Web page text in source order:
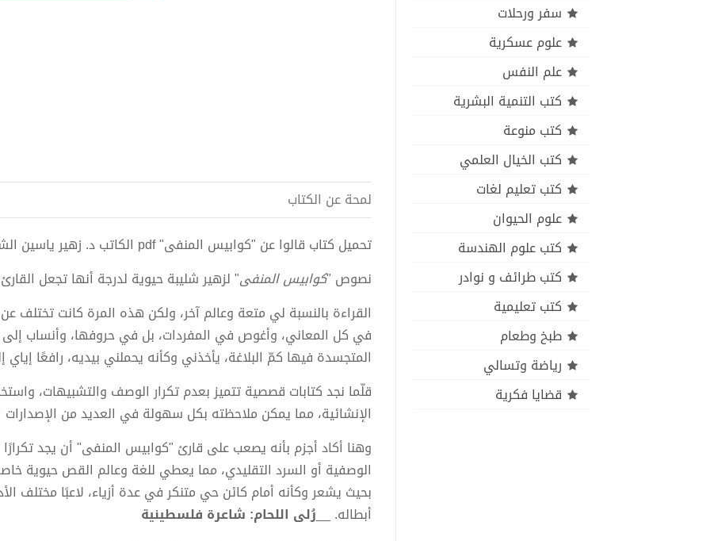
سفر ورحلات
علوم عسكرية
علم النفس
كتب التنمية البشرية
كتب منوعة
كتب الخيال العلمي
كتب تعليم لغات
علوم الحيوان
كتب علوم الهندسة
كتب طرائف و نوادر
كتب تعليمية
طبخ وطعام
رياضة وتسالي
قضايا فكرية
لمحة عن الكتاب
تحميل كتاب قالوا عن "كوابيس المنفى" pdf الكاتب د. زهير ياسين الشليبة
نصوص "كوابيس المنفى" لزهير شليبة حيوية لدرجة أنها تجعل
القراءة بالنسبة لي متعة وعالم آخر، ولكن هذه المرة كانت
في كل المعاني، وأغوص في المفردات، بل في حروفها، وأنساب إلى
المتجسدة فيها كمّ البلاغة، يأخذني وكأنه يحملني بيديه، رافعًا إياي
قلّما نجد كتابات قصصية تتميز بعدم تكرار الوصف والتشبيهات،
الإنشائية، مما يمكن ملاحظته بكل سهولة في العديد من
وهنا أكاد أجزم بأنه يصعب على قارئ "كوابيس المنفى" أن يجد تكرارًا
الوصفية أو السرد التقليدي، مما يعطي للغة وعالم القص حيوية
بحيث يشعر وكأنه أمام كائن حي متنكر في عدة أزياء، لاعبًا مختلف
أبطاله. __رُلى اللحام: شاعرة فلسطينية